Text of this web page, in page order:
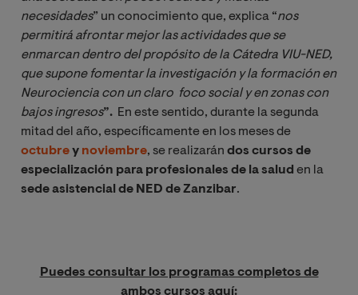
necesidades” un conocimiento que, explica “nos
permitirá afrontar mejor las actividades que se
enmarcan dentro del propósito de la Cátedra VIU-NED,
que supone fomentar la investigación y la formación en
Neurociencia con un claro  foco social y en zonas con
bajos ingresos”. En este sentido, durante la segunda
mitad del año, específicamente en los meses de
octubrey noviembre, se realizarán dos cursos de
especialización para profesionales de la salud en la
sede asistencial de NED de Zanzibar.
Puedes consultar los programas completos de
ambos cursos aquí: